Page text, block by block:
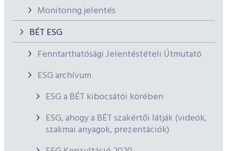
Monitoring jelentés
BÉT ESG
Fenntarthatósági Jelentéstételi Útmutató
ESG archívum
ESG a BÉT kibocsátói körében
ESG, ahogy a BÉT szakértői látják (videók,
szakmai anyagok, prezentációk)